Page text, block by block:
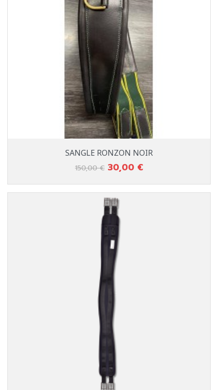
SANGLE RONZON NOIR
Prix de base
150,00 € Prix
30,00 €